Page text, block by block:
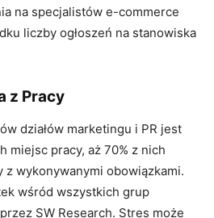
na specjalistów e-commerce
liczby ogłoszeń na stanowiska
z Pracy
działów marketingu i PR jest
miejsc pracy, aż 70% z nich
z wykonywanymi obowiązkami.
wśród wszystkich grup
SW Research. Stres może